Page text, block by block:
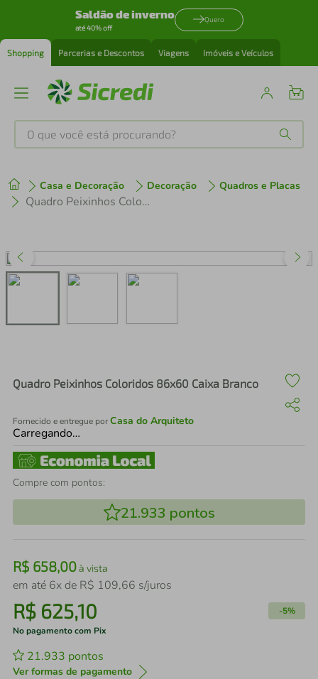
Saldão de inverno
até 40% off
Quero
Shopping Parcerias e Descontos Viagens Imóveis e Veículos
O que você está procurando?
Casa e Decoração Decoração Quadros e Placas
Quadro Peixinhos Coloridos 86x60 Caixa Branco
Quadro Peixinhos Coloridos 86x60 Caixa Branco
Fornecido e entregue porCasa do Arquiteto
Carregando…
Compre com pontos:
21.933 pontos
R$ 658,00à vista
em até 6x de R$ 109,66 s/juros
R$ 625,10 -5%
No pagamento com Pix
21.933 pontos
Ver formas de pagamento
1º tenis
perfume